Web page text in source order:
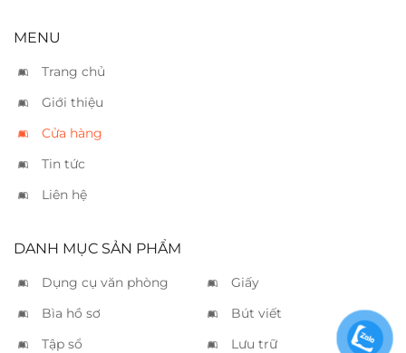
MENU
Trang chủ
Giới thiệu
Cửa hàng
Tin tức
Liên hệ
DANH MỤC SẢN PHẨM
Dụng cụ văn phòng
Giấy
Bìa hồ sơ
Bút viết
Tập sổ
Lưu trữ